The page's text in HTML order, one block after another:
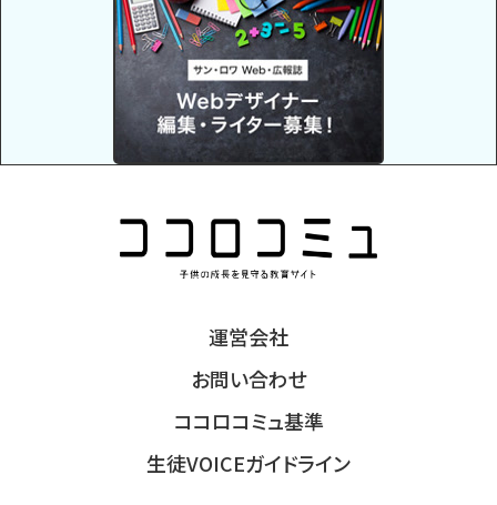
運営会社
お問い合わせ
ココロコミュ基準
生徒VOICEガイドライン